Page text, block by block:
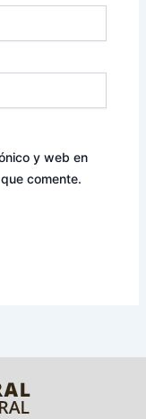
y web en
comente.